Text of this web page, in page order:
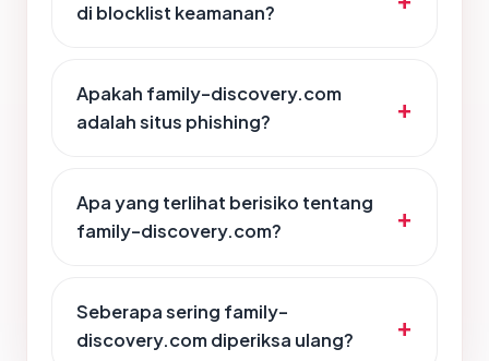
di blocklist keamanan?
Apakah family-discovery.com
adalah situs phishing?
Apa yang terlihat berisiko tentang
family-discovery.com?
Seberapa sering family-
discovery.com diperiksa ulang?